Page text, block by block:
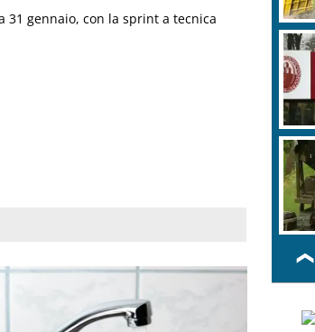
31 gennaio, con la sprint a tecnica
❮